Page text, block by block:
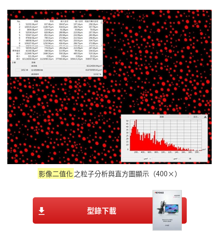
影像二值化之粒子分析與直方圖顯示（400×）
型錄下載